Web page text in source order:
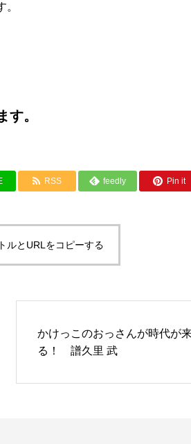
。
RSS feedly Pin it
ルとURLをコピーする
かけっこのおっさんが時代が
る！ 譜久里 武
ンピオン、武勇伝
る。
達障害支援の事業